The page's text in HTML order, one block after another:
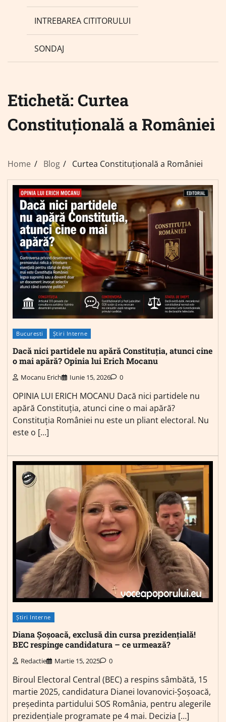
INTREBAREA CITITORULUI
SONDAJ
Etichetă: Curtea
Constituțională a României
Home Blog Curtea Constituțională a României
Bucuresti Știri Interne
Dacă nici partidele nu apără Constituția, atunci cine
o mai apără? Opinia lui Erich Mocanu
Mocanu Erich Iunie 15, 2026 0
OPINIA LUI ERICH MOCANU Dacă nici partidele nu
apără Constituția, atunci cine o mai apără?
Constituția României nu este un pliant electoral. Nu
este o […]
Știri Interne
Diana Șoșoacă, exclusă din cursa prezidențială!
BEC respinge candidatura – ce urmează?
Redactie Martie 15, 2025 0
Biroul Electoral Central (BEC) a respins sâmbătă, 15
martie 2025, candidatura Dianei Iovanovici-Șoșoacă,
președinta partidului SOS România, pentru alegerile
prezidențiale programate pe 4 mai. Decizia […]